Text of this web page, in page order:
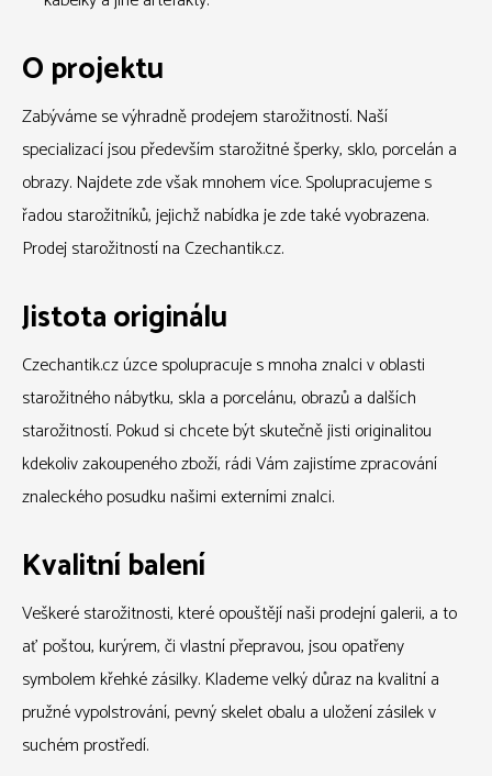
O projektu
Zabýváme se výhradně prodejem starožitností. Naší
specializací jsou především starožitné šperky, sklo, porcelán a
obrazy. Najdete zde však mnohem více. Spolupracujeme s
řadou starožitníků, jejichž nabídka je zde také vyobrazena.
Prodej starožitností na Czechantik.cz.
Jistota originálu
Czechantik.cz úzce spolupracuje s mnoha znalci v oblasti
starožitného nábytku, skla a porcelánu, obrazů a dalších
starožitností. Pokud si chcete být skutečně jisti originalitou
kdekoliv zakoupeného zboží, rádi Vám zajistíme zpracování
znaleckého posudku našimi externími znalci.
Kvalitní balení
Veškeré starožitnosti, které opouštějí naši prodejní galerii, a to
ať poštou, kurýrem, či vlastní přepravou, jsou opatřeny
symbolem křehké zásilky. Klademe velký důraz na kvalitní a
pružné vypolstrování, pevný skelet obalu a uložení zásilek v
suchém prostředí.